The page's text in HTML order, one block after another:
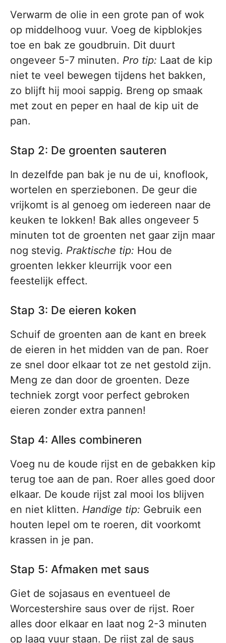
Verwarm de olie in een grote pan of wok
op middelhoog vuur. Voeg de kipblokjes
toe en bak ze goudbruin. Dit duurt
ongeveer 5-7 minuten. Pro tip: Laat de kip
niet te veel bewegen tijdens het bakken,
zo blijft hij mooi sappig. Breng op smaak
met zout en peper en haal de kip uit de
pan.
Stap 2: De groenten sauteren
In dezelfde pan bak je nu de ui, knoflook,
wortelen en sperziebonen. De geur die
vrijkomt is al genoeg om iedereen naar de
keuken te lokken! Bak alles ongeveer 5
minuten tot de groenten net gaar zijn maar
nog stevig. Praktische tip: Hou de
groenten lekker kleurrijk voor een
feestelijk effect.
Stap 3: De eieren koken
Schuif de groenten aan de kant en breek
de eieren in het midden van de pan. Roer
ze snel door elkaar tot ze net gestold zijn.
Meng ze dan door de groenten. Deze
techniek zorgt voor perfect gebroken
eieren zonder extra pannen!
Stap 4: Alles combineren
Voeg nu de koude rijst en de gebakken kip
terug toe aan de pan. Roer alles goed door
elkaar. De koude rijst zal mooi los blijven
en niet klitten. Handige tip: Gebruik een
houten lepel om te roeren, dit voorkomt
krassen in je pan.
Stap 5: Afmaken met saus
Giet de sojasaus en eventueel de
Worcestershire saus over de rijst. Roer
alles door elkaar en laat nog 2-3 minuten
op laag vuur staan. De rijst zal de saus